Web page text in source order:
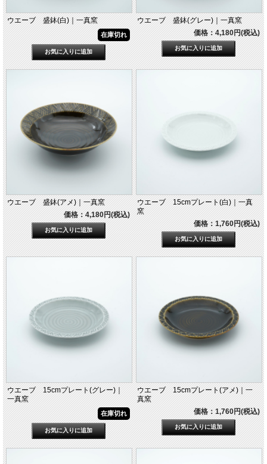
ウエーブ 盛鉢(白)｜一真窯
在庫切れ
ウエーブ 盛鉢(グレー)｜一真窯
価格：4,180円(税込)
ウエーブ 盛鉢(アメ)｜一真窯
価格：4,180円(税込)
ウエーブ 15cmプレート(白)｜一真
窯
価格：1,760円(税込)
ウエーブ 15cmプレート(グレー)｜
一真窯
在庫切れ
ウエーブ 15cmプレート(アメ)｜一
真窯
価格：1,760円(税込)